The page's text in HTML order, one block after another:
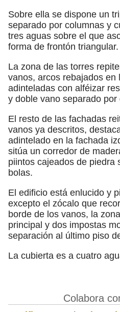
Sobre ella se dispone un
separado por columnas y
tres aguas sobre el que
forma de frontón triangular.
La zona de las torres
vanos, arcos rebajados en
adinteladas con alféizar
y doble vano separado
El resto de las fachadas
vanos ya descritos,
adintelado en la fachada
sitúa un corredor de
piintos cajeados de piedra
bolas.
El edificio está enlucido y
excepto el zócalo que
borde de los vanos, la
principal y dos impostas
separación al último piso
La cubierta es a cuatro
Colabora